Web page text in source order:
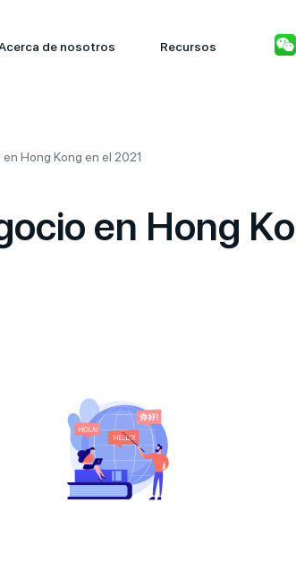
de nosotros Recursos
Hong Kong en el 2021
en Hong